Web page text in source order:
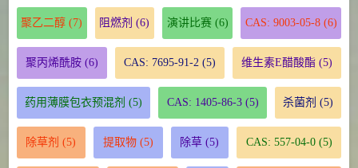
聚乙二醇 (7) 阻燃剂 (6) 演讲比赛(6) CAS: 9003-05-8(6)
聚丙烯酰胺(6) CAS: 7695-91-2 (5) 维生素E醋酸酯 (5)
药用薄膜包衣预混剂 (5) CAS: 1405-86-3(5) 杀菌剂 (5)
除草剂 (5) 提取物(5) 除草 (5) CAS: 557-04-0(5)